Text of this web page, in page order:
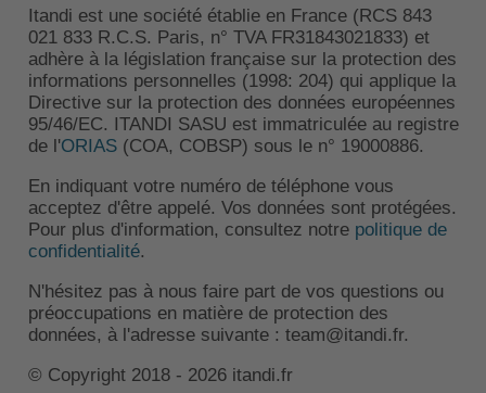
Itandi est une société établie en France (RCS 843
021 833 R.C.S. Paris, n° TVA FR31843021833) et
adhère à la législation française sur la protection des
informations personnelles (1998: 204) qui applique la
Directive sur la protection des données européennes
95/46/EC. ITANDI SASU est immatriculée au registre
de l'ORIAS(COA, COBSP) sous le n° 19000886.
En indiquant votre numéro de téléphone vous
acceptez d'être appelé. Vos données sont protégées.
Pour plus d'information, consultez notre politique de
confidentialité.
N'hésitez pas à nous faire part de vos questions ou
préoccupations en matière de protection des
données, à l'adresse suivante : team@itandi.fr.
© Copyright 2018 - 2026 itandi.fr